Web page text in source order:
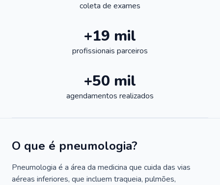
coleta de exames
+19 mil
profissionais parceiros
+50 mil
agendamentos realizados
O que é pneumologia?
Pneumologia é a área da medicina que cuida das vias
aéreas inferiores, que incluem traqueia, pulmões,